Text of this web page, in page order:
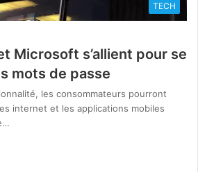
TECH
Microsoft s’allient pour se
mots de passe
les consommateurs pourront
internet et les applications mobiles